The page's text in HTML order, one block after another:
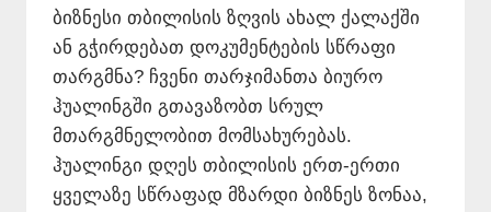
ბიზნესი თბილისის ზღვის ახალ ქალაქში
ან გჭირდებათ დოკუმენტების სწრაფი
თარგმნა? ჩვენი თარჯიმანთა ბიურო
ჰუალინგში გთავაზობთ სრულ
მთარგმნელობით მომსახურებას.
ჰუალინგი დღეს თბილისის ერთ-ერთი
ყველაზე სწრაფად მზარდი ბიზნეს ზონაა,